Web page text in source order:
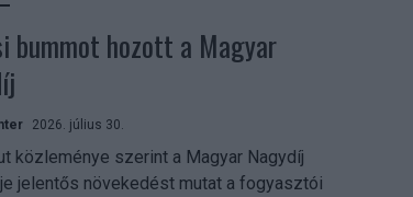
bummot hozott a Magyar
2026. július 30.
közleménye szerint a Magyar Nagydíj
jelentős növekedést mutat a fogyasztói